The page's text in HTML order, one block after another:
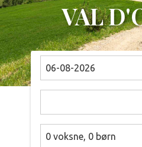
VAL
0 voksne, 0 børn